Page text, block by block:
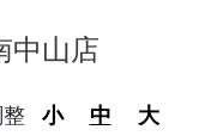
中山店
小 中
大